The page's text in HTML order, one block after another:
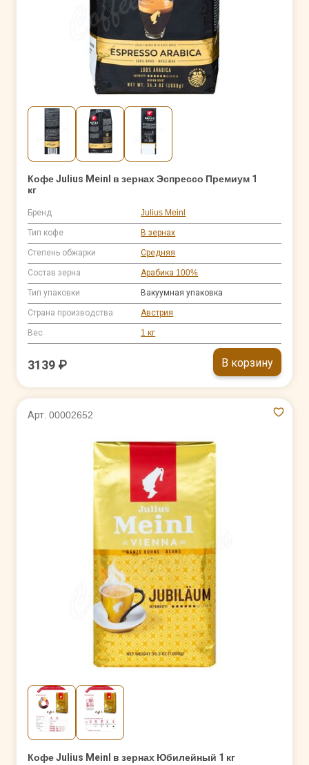
Кофе Julius Meinl в зернах Эспрессо Премиум 1
кг
Бренд Julius Meinl
Тип кофе В зернах
Степень обжарки Средняя
Состав зерна Арабика 100%
Тип упаковки Вакуумная упаковка
Страна производства Австрия
Вес 1 кг
3139 ₽ В корзину
Арт. 00002652
Кофе Julius Meinl в зернах Юбилейный 1 кг